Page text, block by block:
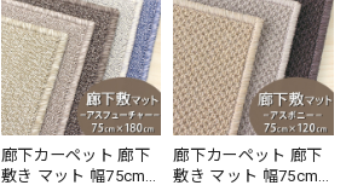
廊下カーペット 廊下
敷き マット 幅75cm×
廊下カーペット 廊下
敷き マット 幅75cm×